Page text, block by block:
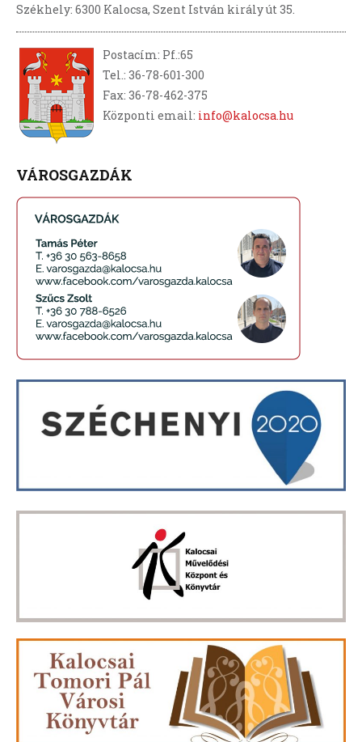
Székhely: 6300 Kalocsa, Szent István király út 35.
Postacím: Pf.:65
Tel.: 36-78-601-300
Fax: 36-78-462-375
Központi email: info@kalocsa.hu
VÁROSGAZDÁK